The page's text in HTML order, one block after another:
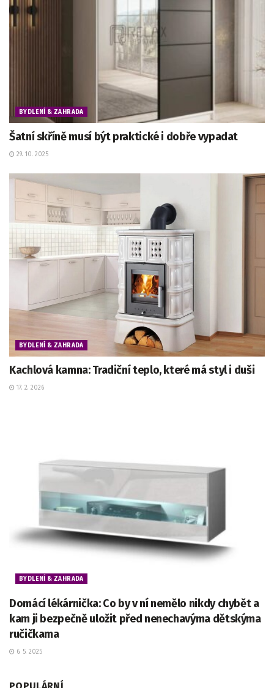
BYDLENÍ & ZAHRADA
Šatní skříně musí být praktické i dobře vypadat
29. 10. 2025
BYDLENÍ & ZAHRADA
Kachlová kamna: Tradiční teplo, které má styl i duši
17. 2. 2026
BYDLENÍ & ZAHRADA
Domácí lékárnička: Co by v ní nemělo nikdy chybět a
kam ji bezpečně uložit před nenechavýma dětskýma
ručičkama
6. 5. 2025